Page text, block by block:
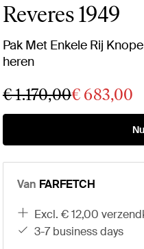
Reveres 1949
Pak Met Enkele Rij
heren
€ 1.170,00€ 683,00
Van FARFETCH
excl. € 12,00
3-7 business days